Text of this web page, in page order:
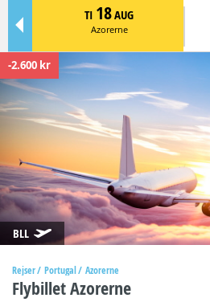
TI 18AUG
Azorerne
-2.600 kr
BLL
Rejser Portugal Azorerne
Flybillet Azorerne